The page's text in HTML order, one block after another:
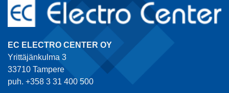
EC ELECTRO CENTER OY
Yrittäjänkulma 3
33710 Tampere
puh. +358 3 31 400 500